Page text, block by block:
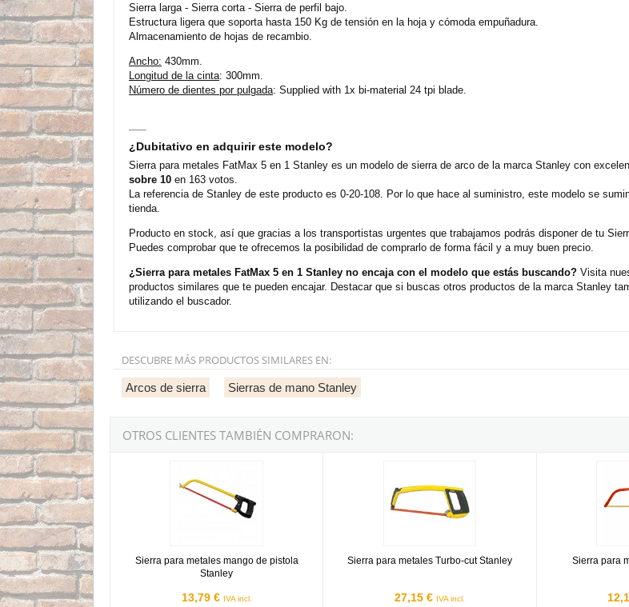
Sierra larga - Sierra corta - Sierra de perfil bajo.
Estructura ligera que soporta hasta 150 Kg de tensión en la hoja y cómoda empuñadura.
Almacenamiento de hojas de recambio.
Ancho: 430mm.
Longitud de la cinta: 300mm.
Número de dientes por pulgada: Supplied with 1x bi-material 24 tpi blade.
¿Dubitativo en adquirir este modelo?
Sierra para metales FatMax 5 en 1 Stanley es un modelo de sierra de arco de la marca Stanley con
sobre 10 en 163 votos.
La referencia de Stanley de este producto es 0-20-108. Por lo que hace al suministro, este modelo se
tienda.
Producto en stock, así que gracias a los transportistas urgentes que trabajamos podrás disponer de tu
Puedes comprobar que te ofrecemos la posibilidad de comprarlo de forma fácil y a muy buen precio.
¿Sierra para metales FatMax 5 en 1 Stanley no encaja con el modelo que estás buscando? Visita
productos similares que te pueden encajar. Destacar que si buscas otros productos de la marca Stanley
utilizando el buscador.
DESCUBRE MÁS PRODUCTOS SIMILARES EN:
Arcos de sierra Sierras de mano Stanley
OTROS CLIENTES TAMBIÉN COMPRARON:
Sierra para metales mango de pistola
Stanley
13,79 € IVA incl.
Sierra para metales Turbo-cut Stanley
27,15 € IVA incl.
Sierra para